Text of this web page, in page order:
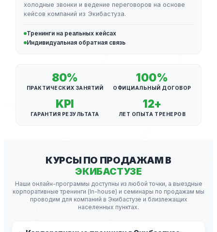
холодные звонки и ведение переговоров на основе
кейсов компаний из Экибастуза.
Тренинги на реальных кейсах
Индивидуальная обратная связь
80%
ПРАКТИЧЕСКИХ ЗАНЯТИЙ
100%
ОФИЦИАЛЬНЫЙ ДОГОВОР
KPI
ГАРАНТИЯ РЕЗУЛЬТАТА
12+
ЛЕТ ОПЫТА ТРЕНЕРОВ
КУРСЫ ПО ПРОДАЖАМ В
ЭКИБАСТУЗЕ
Наши онлайн-программы доступны из любой точки, а выездные
корпоративные тренинги (In-house) и семинары по продажам мы
проводим для компаний в Экибастузе и близлежащих
населенных пунктах.